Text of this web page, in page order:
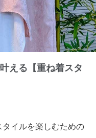
える【重ね着スタ
イルを楽しむための